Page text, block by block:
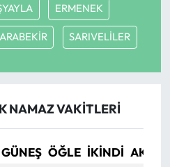
ERMENEK
SARIVELİLER
NAMAZ VAKITLERI
GÜNEŞ ÖĞLE İKINDI